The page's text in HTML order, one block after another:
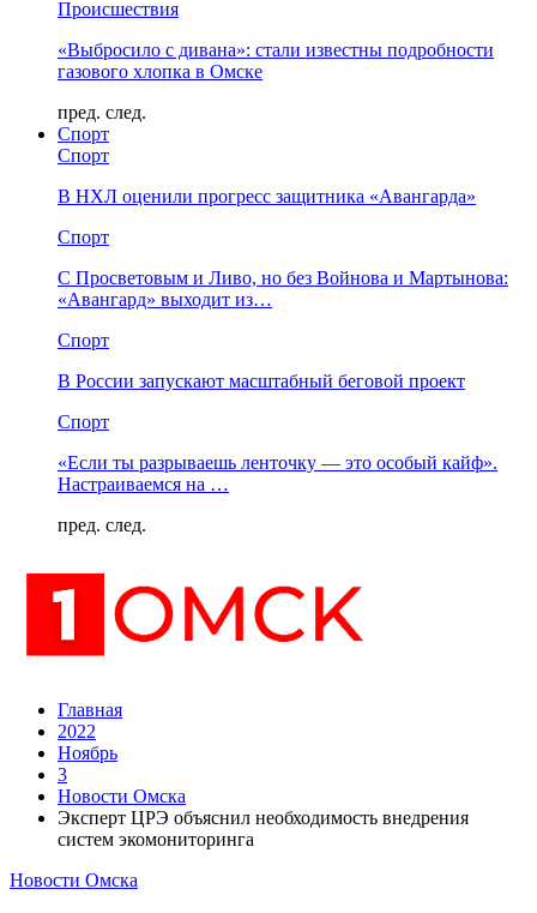
Происшествия
«Выбросило с дивана»: стали известны подробности
газового хлопка в Омске
пред. след.
Спорт
Спорт
В НХЛ оценили прогресс защитника «Авангарда»
Спорт
С Просветовым и Ливо, но без Войнова и Мартынова:
«Авангард» выходит из…
Спорт
В России запускают масштабный беговой проект
Спорт
«Если ты разрываешь ленточку — это особый кайф».
Настраиваемся на …
пред. след.
Главная
2022
Ноябрь
3
Новости Омска
Эксперт ЦРЭ объяснил необходимость внедрения
систем экомониторинга
Новости Омска